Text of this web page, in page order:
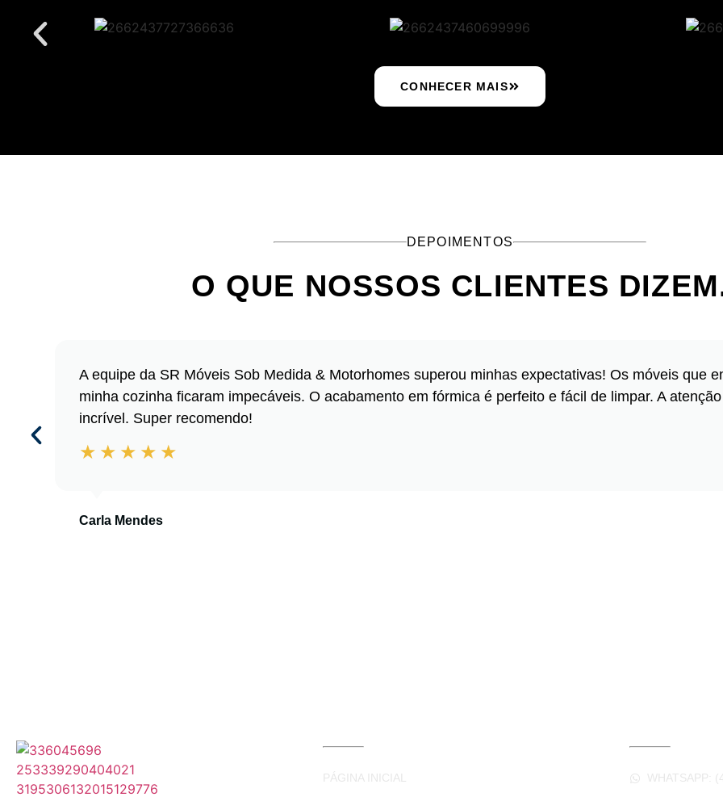
CONHECER MAIS
DEPOIMENTOS
O QUE NOSSOS CLIENTES
A equipe da SR Móveis Sob Medida & Motorhomes superou minhas expectativas! Os móveis que
minha cozinha ficaram impecáveis. O acabamento em fórmica é perfeito e fácil de limpar. A
incrível. Super recomendo!
Carla Mendes
LINKS ÚTEIS
PÁGINA INICIAL WHATSAPP: